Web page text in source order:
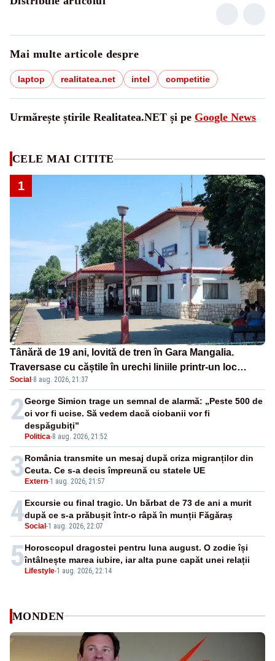
Mai multe articole despre
laptop realitatea.net intel competitie
Urmărește știrile Realitatea.NET și pe Google News
CELE MAI CITITE
1
Tânără de 19 ani, lovită de tren în Gara Mangalia.
Traversase cu căștile în urechi liniile printr-un loc
nepermis
Social·8 aug. 2026, 21:37
2
Politica-8 aug. 2026, 21:52
George Simion trage un semnal de alarmă: „Peste 500 de
oi vor fi ucise. Să vedem dacă ciobanii vor fi
despăgubiți”
3Extern-1 aug. 2026, 21:57
România transmite un mesaj după criza migranților din
Ceuta. Ce s-a decis împreună cu statele UE
4Social-1 aug. 2026, 22:07
Excursie cu final tragic. Un bărbat de 73 de ani a murit
după ce s-a prăbușit într-o râpă în munții Făgăraș
5Lifestyle-1 aug. 2026, 22:14
Horoscopul dragostei pentru luna august. O zodie își
întâlnește marea iubire, iar alta pune capăt unei relații
MONDEN